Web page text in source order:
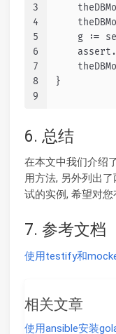
3
4
5
6
7
8
9
g :=
}
6. 总结
在本文中我们介绍
用方法, 另外列出
试的实例, 希望对您
7. 参考文档
使用testify和
相关文章
使用ansible安装